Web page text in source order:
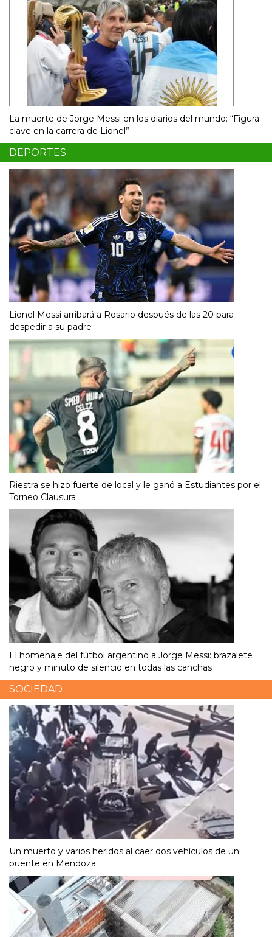
La muerte de Jorge Messi en los diarios del mundo: “Figura
clave en la carrera de Lionel”
DEPORTES
Lionel Messi arribará a Rosario después de las 20 para
despedir a su padre
Riestra se hizo fuerte de local y le ganó a Estudiantes por el
Torneo Clausura
El homenaje del fútbol argentino a Jorge Messi: brazalete
negro y minuto de silencio en todas las canchas
SOCIEDAD
Un muerto y varios heridos al caer dos vehículos de un
puente en Mendoza